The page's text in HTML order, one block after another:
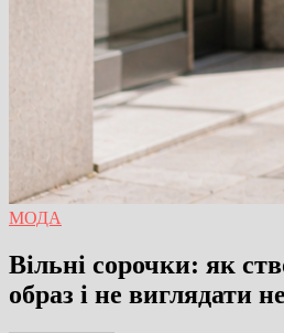
МОДА
Вільні сорочки: як
образ і не виглядати